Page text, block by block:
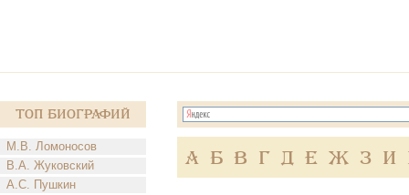
Топ Биографий
М.В. Ломоносов
В.А. Жуковский
А.С. Пушкин
А Б В Г Д Е Ж З И